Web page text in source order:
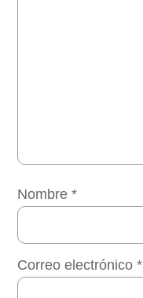
Nombre*
Correo electrónico*